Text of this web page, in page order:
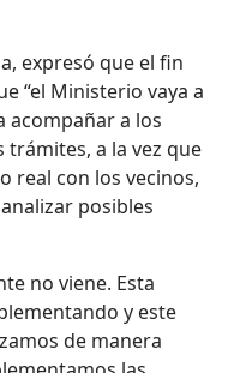
expresó que el fin
“el Ministerio vaya a
acompañar a los
trámites, a la vez que
real con los vecinos,
posibles
no viene. Esta
y este
de manera